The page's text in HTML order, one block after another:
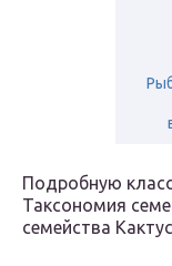
Подробную
Таксономия
семейства